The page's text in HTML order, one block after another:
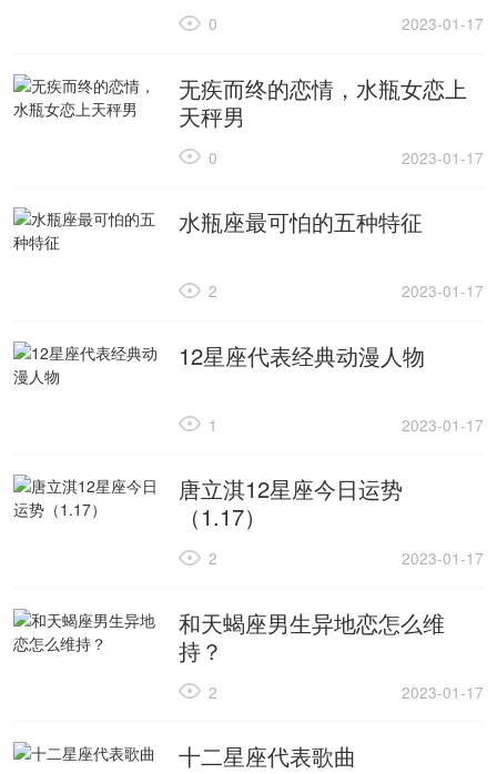
2023-01-17
0
无疾而终的恋情，水瓶女恋上
天秤男
2023-01-17
0
水瓶座最可怕的五种特征
2023-01-17
2
12星座代表经典动漫人物
2023-01-17
1
唐立淇12星座今日运势
（1.17）
2023-01-17
2
和天蝎座男生异地恋怎么维
持？
2023-01-17
2
十二星座代表歌曲